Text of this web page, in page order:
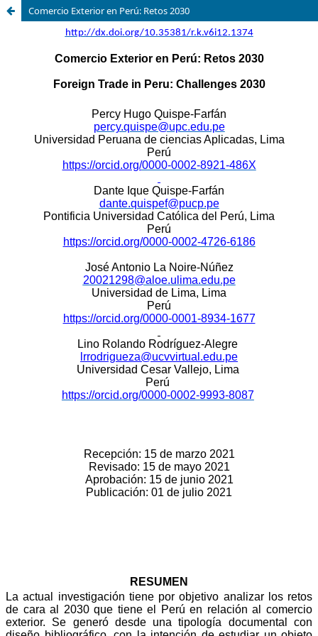
Comercio Exterior en Perú: Retos 2030